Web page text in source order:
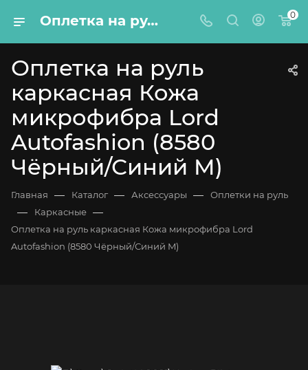
Оплетка на руль каркасная Кожа микрофибра Lord Autofashion (8580 Чёрный/Синий M) 0
Оплетка на руль
каркасная Кожа
микрофибра Lord
Autofashion (8580
Чёрный/Синий M)
Главная — Каталог — Аксессуары — Оплетки на руль
— Каркасные —
Оплетка на руль каркасная Кожа микрофибра Lord
Autofashion (8580 Чёрный/Синий M)